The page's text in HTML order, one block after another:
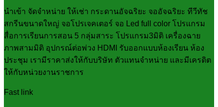
นำเข้า จัดจำหน่าย ให้เช่า กระดานอัจฉริยะ จออัจฉริยะ ทีวีทัช
สกรีนขนาดใหญ่ จอโปรเจคเตอร์ จอ Led full color โปรแกรม
สื่อการเรียนการสอน 5 กลุ่มสาระ โปรแกรม3มิติ เครื่องฉาย
ภาพสามมิติ อุปกรณ์ต่อพ่วง HDMI รับออกแบบห้องเรียน ห้อง
ประชุม เรามีราคาส่งให้กับบริษัท ตัวแทนจำหน่าย และมีเครดิต
ให้กับหน่วยงานราชการ
Fast link